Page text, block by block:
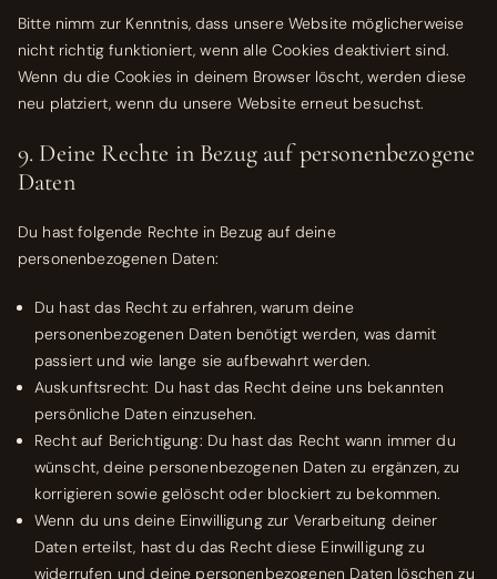
Bitte nimm zur Kenntnis, dass unsere Website möglicherweise
nicht richtig funktioniert, wenn alle Cookies deaktiviert sind.
Wenn du die Cookies in deinem Browser löscht, werden diese
neu platziert, wenn du unsere Website erneut besuchst.
9. Deine Rechte in Bezug auf personenbezogene
Daten
Du hast folgende Rechte in Bezug auf deine
personenbezogenen Daten:
Du hast das Recht zu erfahren, warum deine
personenbezogenen Daten benötigt werden, was damit
passiert und wie lange sie aufbewahrt werden.
Auskunftsrecht: Du hast das Recht deine uns bekannten
persönliche Daten einzusehen.
Recht auf Berichtigung: Du hast das Recht wann immer du
wünscht, deine personenbezogenen Daten zu ergänzen, zu
korrigieren sowie gelöscht oder blockiert zu bekommen.
Wenn du uns deine Einwilligung zur Verarbeitung deiner
Daten erteilst, hast du das Recht diese Einwilligung zu
widerrufen und deine personenbezogenen Daten löschen zu